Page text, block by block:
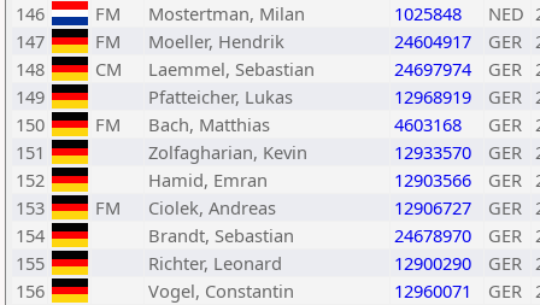
146
FM Mostertman, Milan 1025848 NED
147
FM Moeller, Hendrik 24604917 GER
148
CM Laemmel, Sebastian 24697974 GER
149
Pfatteicher, Lukas 12968919 GER
150
FM Bach, Matthias 4603168 GER
151
Zolfagharian, Kevin 12933570 GER
152
Hamid, Emran 12903566 GER
153
FM Ciolek, Andreas 12906727 GER
154
Brandt, Sebastian 24678970 GER
155
Richter, Leonard 12900290 GER
156
Vogel, Constantin 12960071 GER